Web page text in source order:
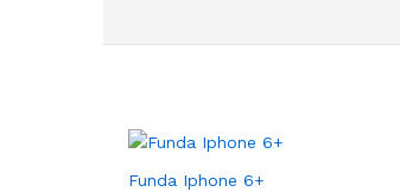
Funda Iphone 6+